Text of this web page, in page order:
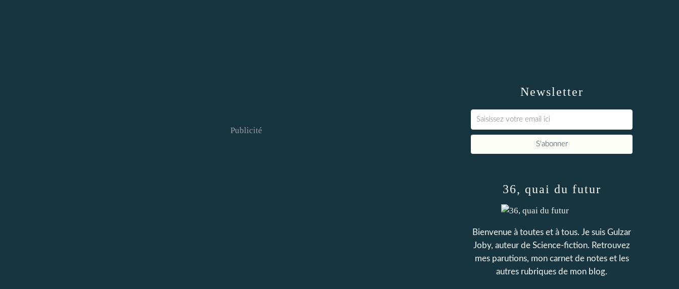
Publicité
Newsletter
36, quai du futur
Bienvenue à toutes et à tous. Je suis Gulzar
Joby, auteur de Science-fiction. Retrouvez
mes parutions, mon carnet de notes et les
autres rubriques de mon blog.